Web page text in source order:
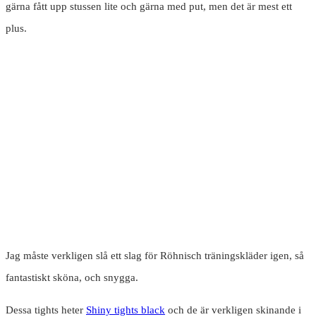
gärna fått upp stussen lite och gärna med put, men det är mest ett
plus.
Jag måste verkligen slå ett slag för Röhnisch träningskläder igen, så
fantastiskt sköna, och snygga.
Dessa tights heter Shiny tights black och de är verkligen skinande i